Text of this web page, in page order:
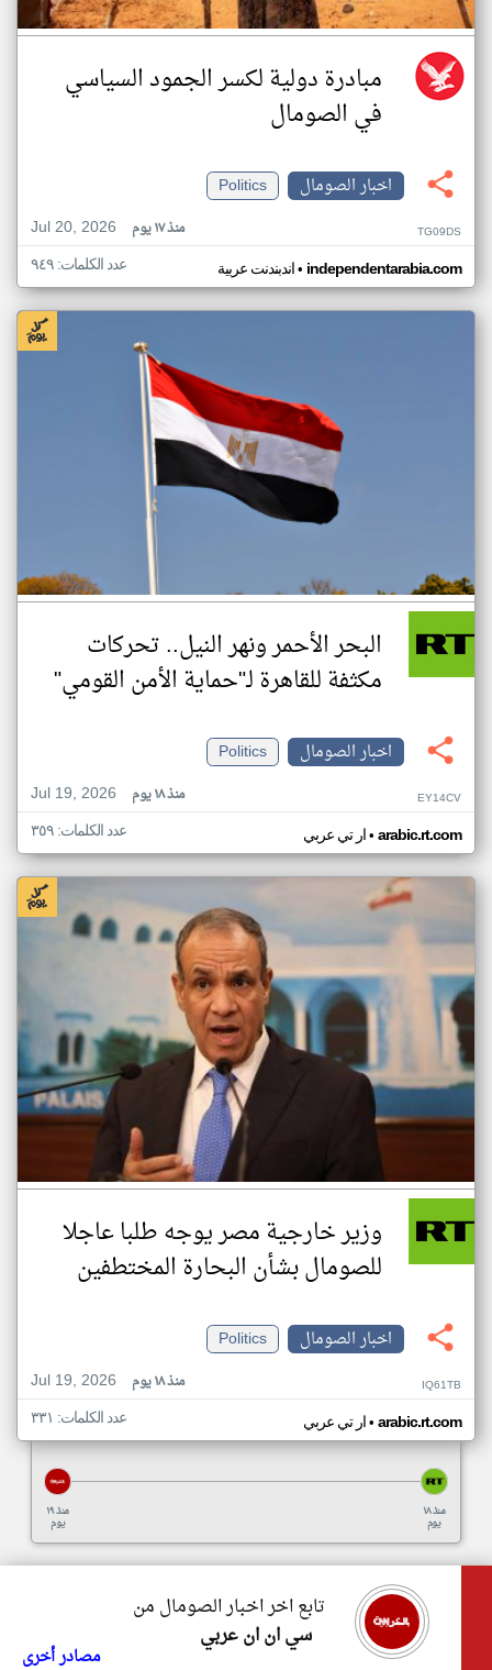
مبادرة دولية لكسر الجمود السياسي
في الصومال
اخبار الصومال
Politics
Jul 20, 2026
منذ ١٧ يوم TG09DS
اندبندنت عربية• independentarabia.com عدد الكلمات: ٩٤٩
البحر الأحمر ونهر النيل.. تحركات
مكثفة للقاهرة لـ"حماية الأمن القومي"
اخبار الصومال
Politics
Jul 19, 2026
منذ ١٨ يوم EY14CV
ار تي عربي• arabic.rt.com عدد الكلمات: ٣٥٩
وزير خارجية مصر يوجه طلبا عاجلا
للصومال بشأن البحارة المختطفين
اخبار الصومال
Politics
Jul 19, 2026
منذ ١٨ يوم IQ61TB
ار تي عربي• arabic.rt.com عدد الكلمات: ٣٣١
منذ ١٩
يوم
منذ ١٨
يوم
تابع اخر اخبار الصومال من
سي ان ان عربي
مصادر أخرى